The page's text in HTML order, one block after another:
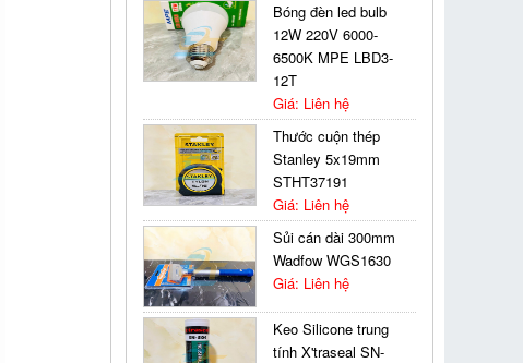
Bóng đèn led bulb
12W 220V 6000-
6500K MPE LBD3-
12T
Giá: Liên hệ
Thước cuộn thép
Stanley 5x19mm
STHT37191
Giá: Liên hệ
Sủi cán dài 300mm
Wadfow WGS1630
Giá: Liên hệ
Keo Silicone trung
tính X'traseal SN-